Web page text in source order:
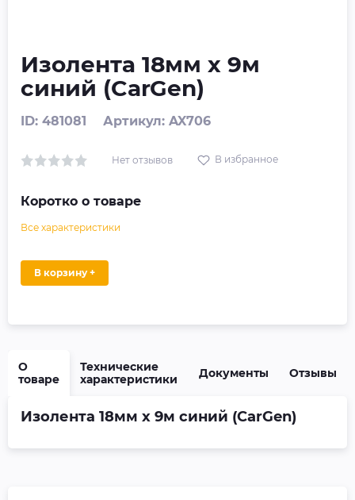
Изолента 18мм х 9м
синий (CarGen)
ID: 481081 Артикул: AX706
Нет отзывов В избранное
Коротко о товаре
Все характеристики
В корзину +
О
товаре
Технические
характеристики
Документы Отзывы
Изолента 18мм х 9м синий (CarGen)